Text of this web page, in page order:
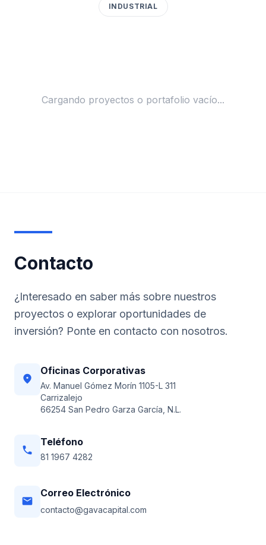
INDUSTRIAL
Cargando proyectos o portafolio vacío...
Contacto
¿Interesado en saber más sobre nuestros
proyectos o explorar oportunidades de
inversión? Ponte en contacto con nosotros.
location_on
Oficinas Corporativas
Av. Manuel Gómez Morín 1105-L 311
Carrizalejo
66254 San Pedro Garza García, N.L.
phone
Teléfono
81 1967 4282
email
Correo Electrónico
contacto@gavacapital.com